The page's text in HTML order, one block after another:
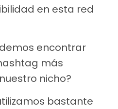
en esta red
encontrar
más
nicho?
bastante